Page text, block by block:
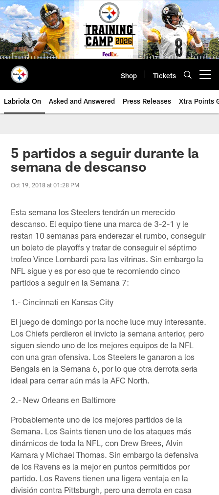
Skip
to
main
content
Shop Tickets
Labriola On Asked and Answered Press Releases Xtra Points
5 partidos a seguir durante la
semana de descanso
Oct 19, 2018 at 01:28 PM
Esta semana los Steelers tendrán un merecido
descanso. El equipo tiene una marca de 3-2-1 y le
restan 10 semanas para enderezar el rumbo, conseguir
un boleto de playoffs y tratar de conseguir el séptimo
trofeo Vince Lombardi para las vitrinas. Sin embargo la
NFL sigue y es por eso que te recomiendo cinco
partidos a seguir en la Semana 7:
1.- Cincinnati en Kansas City
El juego de domingo por la noche luce muy interesante.
Los Chiefs perdieron el invicto la semana anterior, pero
siguen siendo uno de los mejores equipos de la NFL
con una gran ofensiva. Los Steelers le ganaron a los
Bengals en la Semana 6, por lo que otra derrota sería
ideal para cerrar aún más la AFC North.
2.- New Orleans en Baltimore
Probablemente uno de los mejores partidos de la
Semana. Los Saints tienen uno de los ataques más
dinámicos de toda la NFL, con Drew Brees, Alvin
Kamara y Michael Thomas. Sin embargo la defensiva
de los Ravens es la mejor en puntos permitidos por
partido. Los Ravens tienen una ligera ventaja en la
división contra Pittsburgh, pero una derrota en casa